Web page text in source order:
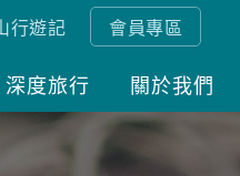
行遊記 會員專區
深度旅行 關於我們